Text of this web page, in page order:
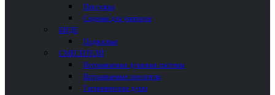
Писсуары
Сиденья для унитазов
БИДЕ
Подвесные
СМЕСИТЕЛИ
Встраиваемые душевые системы
Встраиваемые смесители
Гигиенические души